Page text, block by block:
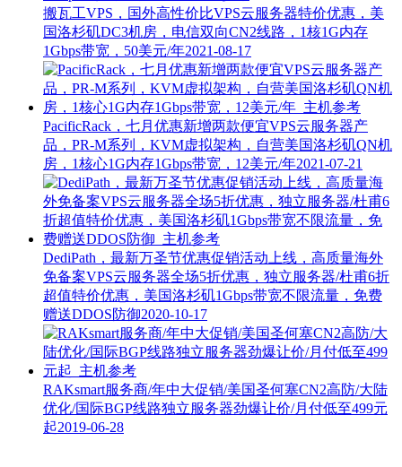
搬瓦工VPS，国外高性价比VPS云服务器特价优惠，美
国洛杉矶DC3机房，电信双向CN2线路，1核1G内存
1Gbps带宽，50美元/年2021-08-17
PacificRack，七月优惠新增两款便宜VPS云服务器产
品，PR-M系列，KVM虚拟架构，自营美国洛杉矶QN机
房，1核心1G内存1Gbps带宽，12美元/年2021-07-21
DediPath，最新万圣节优惠促销活动上线，高质量海外
免备案VPS云服务器全场5折优惠，独立服务器/杜甫6折
超值特价优惠，美国洛杉矶1Gbps带宽不限流量，免费
赠送DDOS防御2020-10-17
RAKsmart服务商/年中大促销/美国圣何塞CN2高防/大陆
优化/国际BGP线路独立服务器劲爆让价/月付低至499元
起2019-06-28